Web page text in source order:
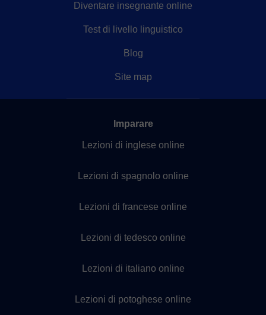
Diventare insegnante online
Test di livello linguistico
Blog
Site map
Imparare
Lezioni di inglese online
Lezioni di spagnolo online
Lezioni di francese online
Lezioni di tedesco online
Lezioni di italiano online
Lezioni di potoghese online